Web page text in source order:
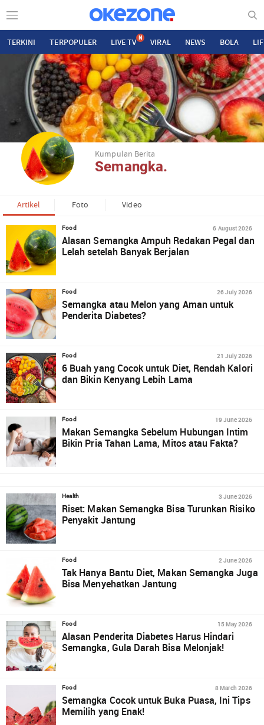
TERKINI TERPOPULER LIVE TV N VIRAL NEWS BOLA
Kumpulan Berita
Semangka.
Artikel Foto Video
Food 6 August 2026
Alasan Semangka Ampuh Redakan Pegal dan
Lelah setelah Banyak Berjalan
Food 26 July 2026
Semangka atau Melon yang Aman untuk
Penderita Diabetes?
Food 21 July 2026
6 Buah yang Cocok untuk Diet, Rendah Kalori
dan Bikin Kenyang Lebih Lama
Food 19 June 2026
Makan Semangka Sebelum Hubungan Intim
Bikin Pria Tahan Lama, Mitos atau Fakta?
Health 3 June 2026
Riset: Makan Semangka Bisa Turunkan Risiko
Penyakit Jantung
Food 2 June 2026
Tak Hanya Bantu Diet, Makan Semangka Juga
Bisa Menyehatkan Jantung
Food 15 May 2026
Alasan Penderita Diabetes Harus Hindari
Semangka, Gula Darah Bisa Melonjak!
Food 8 March 2026
Semangka Cocok untuk Buka Puasa, Ini Tips
Memilih yang Enak!